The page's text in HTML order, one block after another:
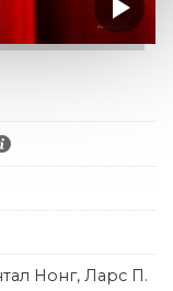
Нонг, Ларс П.